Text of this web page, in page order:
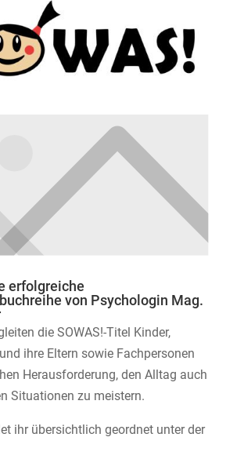
erfolgreiche
von Psychologin Mag.
die SOWAS!-Titel Kinder,
ihre Eltern sowie Fachpersonen
Herausforderung, den Alltag auch
Situationen zu meistern.
ihr übersichtlich geordnet unter der